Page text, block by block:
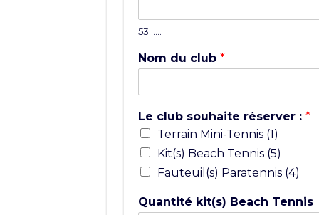
53……
Nom du club *
Le club souhaite réserver : *
Terrain Mini-Tennis (1)
Kit(s) Beach Tennis (5)
Fauteuil(s) Paratennis (4)
Quantité kit(s) Beach Tennis